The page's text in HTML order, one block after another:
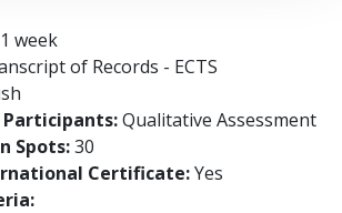
week
of Records - ECTS
Qualitative Assessment
Spots:30
Certificate:Yes